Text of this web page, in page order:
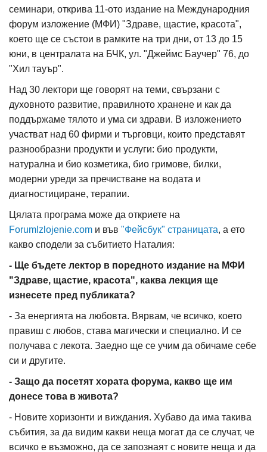
семинари, открива 11-ото издание на Международния
форум изложение (МФИ) "Здраве, щастие, красота",
което ще се състои в рамките на три дни, от 13 до 15
юни, в централата на БЧК, ул. "Джеймс Баучер" 76, до
"Хил тауър".
Над 30 лектори ще говорят на теми, свързани с
духовното развитие, правилното хранене и как да
поддържаме тялото и ума си здрави. В изложението
участват над 60 фирми и търговци, които представят
разнообразни продукти и услуги: био продукти,
натурална и био козметика, био гримове, билки,
модерни уреди за пречистване на водата и
диагностициране, терапии.
Цялата програма може да откриете на
ForumIzlojenie.com и във "Фейсбук" страницата, а ето
какво сподели за събитието Наталия:
- Ще бъдете лектор в поредното издание на МФИ
"Здраве, щастие, красота", каква лекция ще
изнесете пред публиката?
- За енергията на любовта. Вярвам, че всичко, което
правиш с любов, става магически и специално. И се
получава с лекота. Заедно ще се учим да обичаме себе
си и другите.
- Защо да посетят хората форума, какво ще им
донесе това в живота?
- Новите хоризонти и виждания. Хубаво да има такива
събития, за да видим какви неща могат да се случат, че
всичко е възможно, да се запознаят с новите неща и да